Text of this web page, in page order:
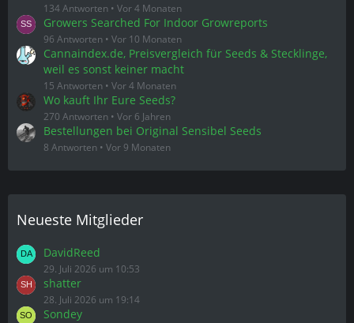
134 Antworten Vor 4 Monaten
Growers Searched For Indoor Growreports
96 Antworten Vor 10 Monaten
Cannaindex.de, Preisvergleich für Seeds & Stecklinge,
weil es sonst keiner macht
15 Antworten Vor 4 Monaten
Wo kauft Ihr Eure Seeds?
270 Antworten Vor 6 Jahren
Bestellungen bei Original Sensibel Seeds
8 Antworten Vor 9 Monaten
Neueste Mitglieder
DavidReed
29. Juli 2026 um 10:53
shatter
28. Juli 2026 um 19:14
Sondey